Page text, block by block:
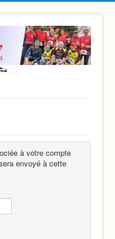
à votre compte
envoyé à cette